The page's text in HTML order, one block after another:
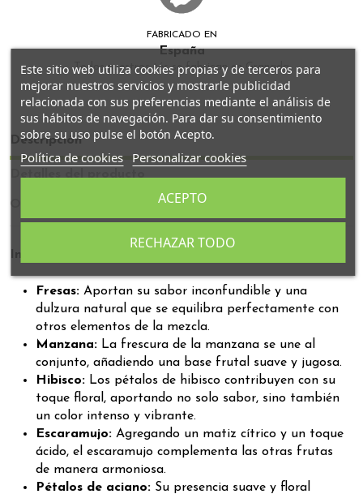
FABRICADO EN
España
Todos nuestros tés se fabrican en Granada
Descripción
Detalles del producto
Opiniones
Ingredientes
Fresas: Aportan su sabor inconfundible y una
dulzura natural que se equilibra perfectamente con
otros elementos de la mezcla.
Manzana: La frescura de la manzana se une al
conjunto, añadiendo una base frutal suave y jugosa.
Hibisco: Los pétalos de hibisco contribuyen con su
toque floral, aportando no solo sabor, sino también
un color intenso y vibrante.
Escaramujo: Agregando un matiz cítrico y un toque
ácido, el escaramujo complementa las otras frutas
de manera armoniosa.
Pétalos de aciano: Su presencia suave y floral
Este sitio web utiliza cookies propias y de terceros para
mejorar nuestros servicios y mostrarle publicidad
relacionada con sus preferencias mediante el análisis de
sus hábitos de navegación. Para dar su consentimiento
sobre su uso pulse el botón Acepto.
Política de cookies Personalizar cookies
RECHAZAR TODO
ACEPTO